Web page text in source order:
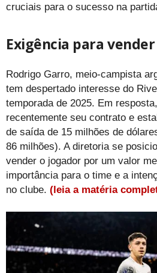
cruciais para o sucesso na
Exigência para
Rodrigo Garro, meio-campista
tem despertado interesse do
temporada de 2025. Em
recentemente seu contrato e
de saída de 15 milhões de
86 milhões). A diretoria se
vender o jogador por um valor
importância para o time e a
no clube. (leia a matéria